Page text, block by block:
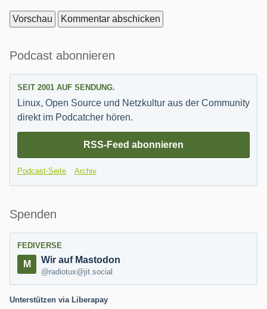
Seitenleiste
Podcast abonnieren
SEIT 2001 AUF SENDUNG.
Linux, Open Source und Netzkultur aus der Community
direkt im Podcatcher hören.
RSS-Feed abonnieren
Podcast-Seite Archiv
Spenden
FEDIVERSE
Wir auf Mastodon
@radiotux@jit.social
Unterstützen via Liberapay